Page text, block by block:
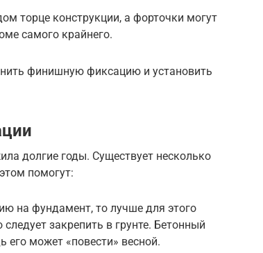
торце конструкции, а форточки могут
самого крайнего.
финишную фиксацию и установить
долгие годы. Существует несколько
помогут:
на фундамент, то лучше для этого
закрепить в грунте. Бетонный
его может «повести» весной.